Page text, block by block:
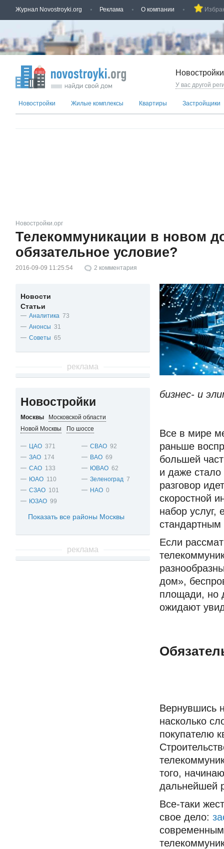
Журнал Novostroyki.org Реклама О компании
У вас другой
Новостройки Жилые комплексы Квартиры Застройщики
Новостройки.орг
Телекоммуникации в новом
обязательное условие?
2016-09-09 11:25:54 2 комментария
Новости
Статьи
Аналитика 73
Анонсы 31
Советы 65
реклама
Новостройки
Москвы
Московской области
Новой Москвы
По шоссе
ЦАО 371
ЗАО 174
САО 133
ЮАО 110
СЗАО 101
ЮЗАО 99
СВАО 92
ВАО 69
ЮВАО 62
Зеленоград 7
НАО 0
Показать все районы Москвы
реклама
бизнес- и
Все в мире
раньше
большей
и даже стало
разговор
скоростной
набор услуг,
Если
дом»,
площади, но
ожидают
Вернувшись
насколько
покупателю
того,
дальнейшей
Все-таки
свое дело: